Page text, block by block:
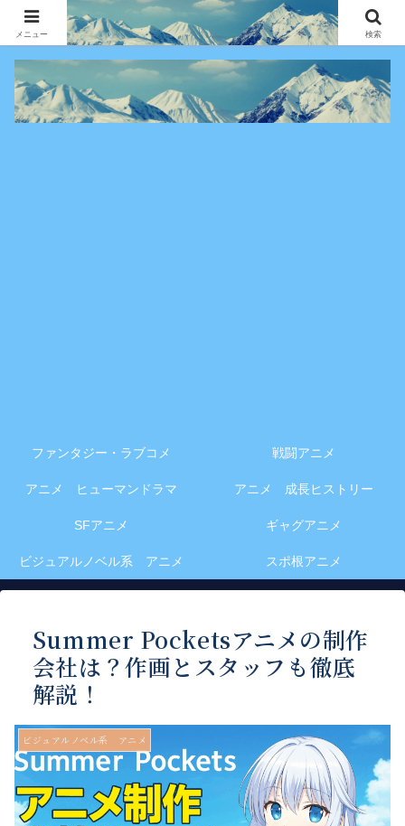
アニメ・漫画・VOD作品の見どころ、配信情報、登場人物や物語の考察を、作
品別・ジャンル別に分かりやすく紹介する専門ブログです。
ファンタジー・ラブコメ 戦闘アニメ
アニメ ヒューマンドラマ アニメ 成長ヒストリー
SFアニメ ギャグアニメ
ビジュアルノベル系 アニメ スポ根アニメ
Summer Pocketsアニメの制作
会社は？作画とスタッフも徹底
解説！
ビジュアルノベル系 アニメ
メニュー 検索